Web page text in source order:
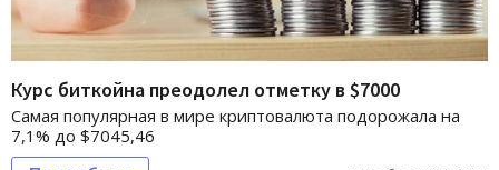
Курс биткойна преодолел отметку в $7000
Самая популярная в мире криптовалюта подорожала на
7,1% до $7045,46